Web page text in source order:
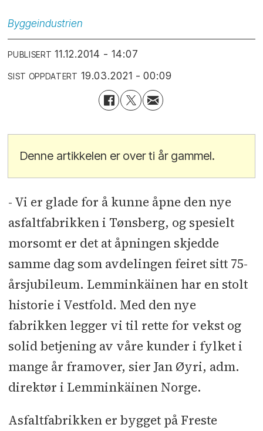
Byggeindustrien
PUBLISERT 11.12.2014 - 14:07
SIST OPPDATERT 19.03.2021 - 00:09
Denne artikkelen er over ti år gammel.
- Vi er glade for å kunne åpne den nye
asfaltfabrikken i Tønsberg, og spesielt
morsomt er det at åpningen skjedde
samme dag som avdelingen feiret sitt 75-
årsjubileum. Lemminkäinen har en stolt
historie i Vestfold. Med den nye
fabrikken legger vi til rette for vekst og
solid betjening av våre kunder i fylket i
mange år framover, sier Jan Øyri, adm.
direktør i Lemminkäinen Norge.
Asfaltfabrikken er bygget på Freste